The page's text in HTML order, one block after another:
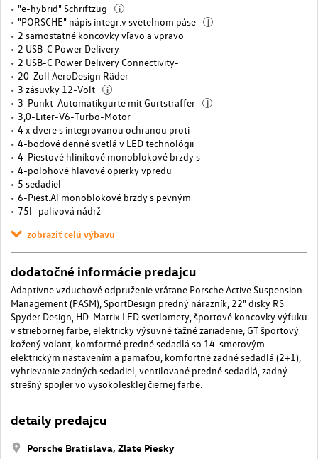
"e-hybrid" Schriftzug i
"PORSCHE" nápis integr.v svetelnom páse i
2 samostatné koncovky vľavo a vpravo
2 USB-C Power Delivery
2 USB-C Power Delivery Connectivity-
20-Zoll AeroDesign Räder
3 zásuvky 12-Volt
i
3-Punkt-Automatikgurte mit Gurtstraffer i
3,0-Liter-V6-Turbo-Motor
4 x dvere s integrovanou ochranou proti
4-bodové denné svetlá v LED technológii
4-Piestové hliníkové monoblokové brzdy s
4-polohové hlavové opierky vpredu
5 sedadiel
6-Piest.Al monoblokové brzdy s pevným
75l- palivová nádrž
zobraziť celú výbavu
dodatočné informácie predajcu
Adaptívne vzduchové odpruženie vrátane Porsche Active Suspension
Management (PASM), SportDesign predný nárazník, 22" disky RS
Spyder Design, HD-Matrix LED svetlomety, športové koncovky výfuku
v striebornej farbe, elektricky výsuvné ťažné zariadenie, GT športový
kožený volant, komfortné predné sedadlá so 14-smerovým
elektrickým nastavením a pamäťou, komfortné zadné sedadlá (2+1),
vyhrievanie zadných sedadiel, ventilované predné sedadlá, zadný
strešný spojler vo vysokolesklej čiernej farbe.
detaily predajcu
Porsche Bratislava, Zlate Piesky